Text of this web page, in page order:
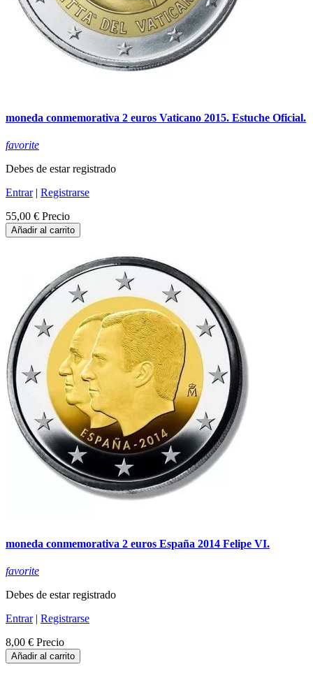
moneda conmemorativa 2 euros Vaticano 2015. Estuche Oficial.
favorite
Debes de estar registrado
Entrar| Registrarse
55,00 € Precio
Añadir al carrito
moneda conmemorativa 2 euros España 2014 Felipe VI.
favorite
Debes de estar registrado
Entrar| Registrarse
8,00 € Precio
Añadir al carrito